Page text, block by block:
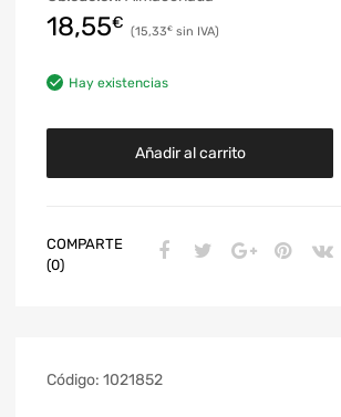
18,55€ 15,33€
Hay existencias
Añadir al carrito
COMPARTE
(0)
Código: 1021852